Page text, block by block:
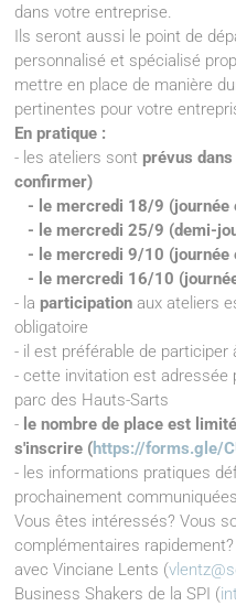
dans votre entreprise.
Ils seront aussi le point de
personnalisé et spécialisé
mettre en place de manière
pertinentes pour votre
En pratique :
- les ateliers sont prévus
confirmer)
- le mercredi 18/9 (journée
- le mercredi 25/9 (demi-
- le mercredi 9/10 (journée
- le mercredi 16/10
- la participation aux ateliers
obligatoire
- il est préférable de participer
- cette invitation est adressée
parc des Hauts-Sarts
- le nombre de place est
s'inscrire (https://forms.gle/
- les informations pratiques
prochainement communiquées
Vous êtes intéressés? Vous
complémentaires
avec Vinciane Lents (
Business Shakers de la SPI (